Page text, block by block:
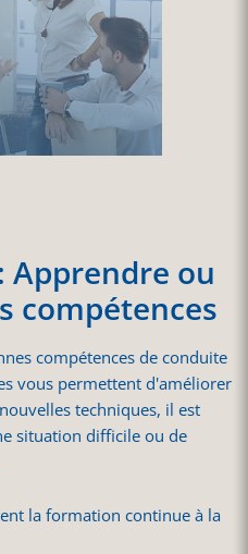
Apprendre ou
compétences
compétences de conduite
vous permettent d'améliorer
techniques, il est
situation difficile ou de
la formation continue à la